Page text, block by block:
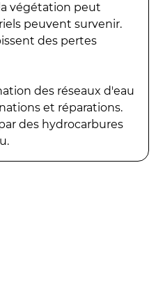
végétation peut
peuvent survenir.
des pertes
des réseaux d'eau
et réparations.
des hydrocarbures